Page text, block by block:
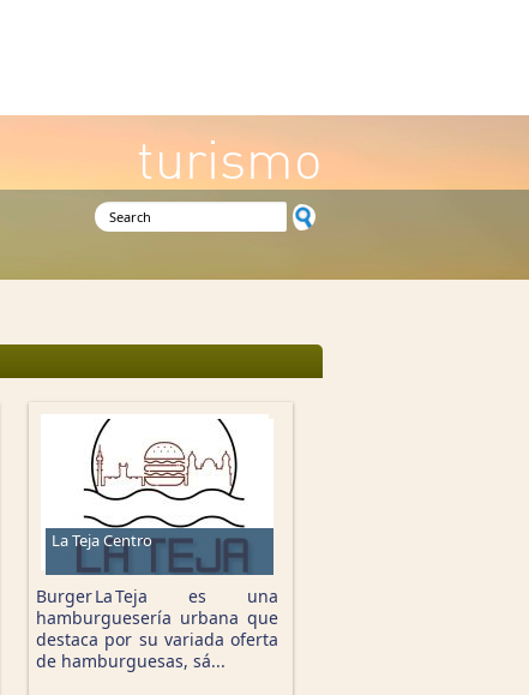
turismo
Search form
La Teja Centro
Burger La Teja es una
hamburguesería urbana que
destaca por su variada oferta
de hamburguesas, sá...